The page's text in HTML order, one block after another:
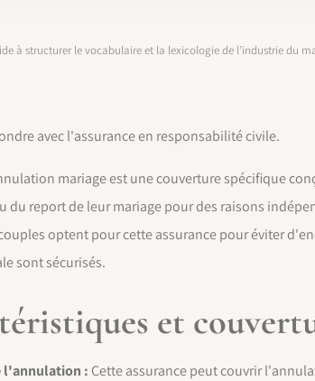
à structurer le vocabulaire et la lexicologie de l’industrie du
avec l'assurance en responsabilité civile.
mariage est une couverture spécifique
du report de leur mariage pour des raisons
optent pour cette assurance pour éviter
sont sécurisés.
et
l'annulation : Cette assurance peut couvrir